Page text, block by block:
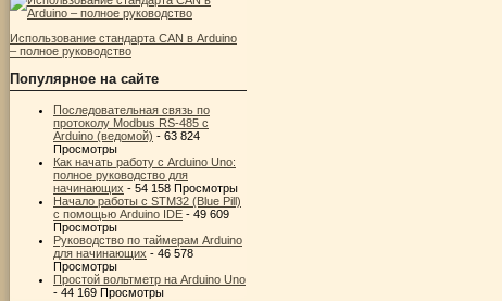
Использование стандарта CAN в Arduino
– полное руководство
Популярное на сайте
Последовательная связь по
протоколу Modbus RS-485 с
Arduino (ведомой) - 63 824
Просмотры
Как начать работу с Arduino Uno:
полное руководство для
начинающих - 54 158 Просмотры
Начало работы с STM32 (Blue Pill)
с помощью Arduino IDE - 49 609
Просмотры
Руководство по таймерам Arduino
для начинающих - 46 578
Просмотры
Простой вольтметр на Arduino Uno
- 44 169 Просмотры